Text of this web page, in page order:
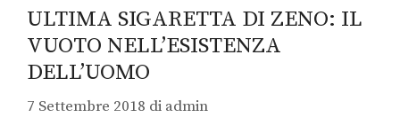
ULTIMA SIGARETTA DI ZENO: IL
VUOTO NELL’ESISTENZA
DELL’UOMO
7 Settembre 2018 di admin